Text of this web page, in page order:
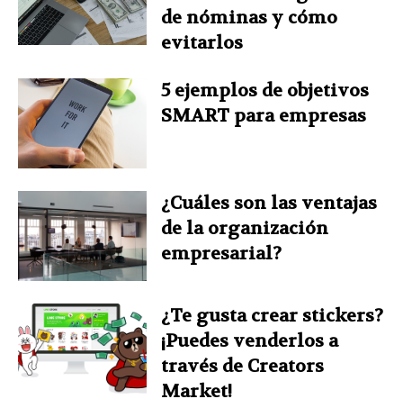
de nóminas y cómo
evitarlos
5 ejemplos de objetivos
SMART para empresas
¿Cuáles son las ventajas
de la organización
empresarial?
¿Te gusta crear stickers?
¡Puedes venderlos a
través de Creators
Market!